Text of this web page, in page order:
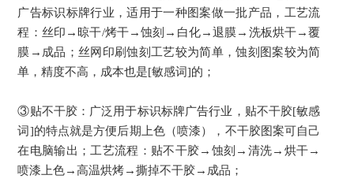
广告标识标牌行业，适用于一种图案做一批产品，工艺流
程：丝印→晾干/烤干→蚀刻→白化→退膜→洗板烘干→覆
膜→成品；丝网印刷蚀刻工艺较为简单，蚀刻图案较为简
单，精度不高，成本也是[敏感词]的；
③贴不干胶：广泛用于标识标牌广告行业，贴不干胶[敏感
词]的特点就是方便后期上色（喷漆），不干胶图案可自己
在电脑输出；工艺流程：贴不干胶→蚀刻→清洗→烘干→
喷漆上色→高温烘烤→撕掉不干胶→成品；